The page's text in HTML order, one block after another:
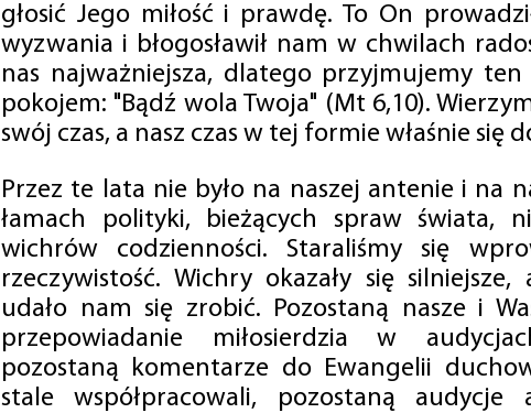
głosić Jego miłość i prawdę. To On
wyzwania i błogosławił nam w chwilach
nas najważniejsza, dlatego przyjmujemy
pokojem: "Bądź wola Twoja" (Mt 6,10).
swój czas, a nasz czas w tej formie właśnie się
Przez te lata nie było na naszej antenie i na
łamach polityki, bieżących spraw świata,
wichrów codzienności. Staraliśmy się
rzeczywistość. Wichry okazały się
udało nam się zrobić. Pozostaną nasze i
przepowiadanie miłosierdzia w
pozostaną komentarze do Ewangelii
stale współpracowali, pozostaną audycje